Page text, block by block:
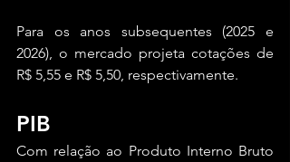
Para os anos subsequentes (2025 e
2026), o mercado projeta cotações de
R$ 5,55 e R$ 5,50, respectivamente.
PIB
Com relação ao Produto Interno Bruto